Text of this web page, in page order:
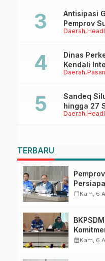
Daerah
Antisipasi
Pemprov
Ruang
Daerah
Dinas
Kendali
Sertifikasi
Daerah
Sandeq
hingga 27
Sulbar
TERBARU
Upacara
calendar_monthKam, 6
calendar_monthKam, 6